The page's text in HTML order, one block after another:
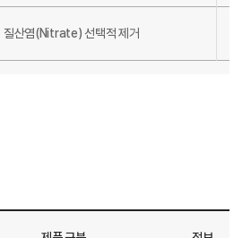
질산염(Nitrate) 선택적 제거